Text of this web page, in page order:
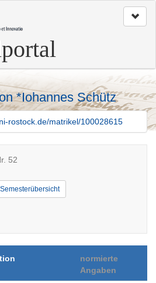
*Iohannes Schütz
rostock.de/matrikel/100028615
52
Semesterübersicht
normierte
Angaben